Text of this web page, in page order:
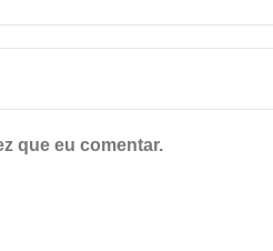
que eu comentar.